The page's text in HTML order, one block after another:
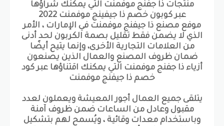
منتجات ذا جفنج موفمنت التي يمكنك شراؤها
عبر كوبون خصم ذا جيفينج موفمنت 2022
موفع مصنع ذا جيفنج موفمنت في الإمارات ، الأمر
الذي لا يضمن فقط تقليل بصمة الكربون لحد أدنى
من العلامات التجارية الأخرى، وإنما يتيح أيضًا
ضمان ظروف المصنع والعمال الذين يصنعون
أزياء ذا جفنج موفمنت التي يمكنك اقتناؤها عبر كود
خصم ذا جيفنج موفمنت
يتلقى جميع العمال أجور المعيشة ويعملون لعدد
مقبول وعادل من الساعات ضمن ظروف آمنة
وباستخدام معدات وقائية ، ويُسمح لهم بتشكيل